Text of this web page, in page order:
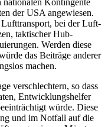
nationalen Kontingente
der USA angewiesen.
Luft­transport, bei der Luft­
taktischer Hub­
Werden diese
das Beiträge anderer
machen.
verschlechtern, so dass
Entwicklungshelfer
würde. Diese
und im Notfall auf die